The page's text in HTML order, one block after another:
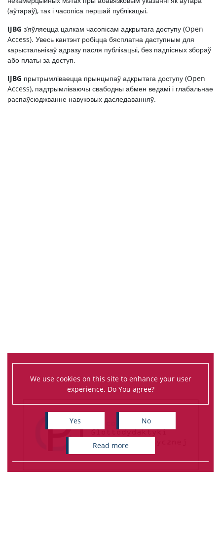
We use cookies on this site to enhance your user
experience. Do You agree?
Yes No
read more
(аўтараў), так і часопіса першай публікацыі.
IJBG з’яўляецца цалкам часопісам адкрытага доступу (Open
Access). Увесь кантэнт робіцца бясплатна даступным для
карыстальнікаў адразу пасля публікацыі, без падпісных збораў
або платы за доступ.
IJBG прытрымліваецца прынцыпаў адкрытага доступу (Open
Access), падтрымліваючы свабодны абмен ведамі і глабальнае
распаўсюджванне навуковых даследаванняў.